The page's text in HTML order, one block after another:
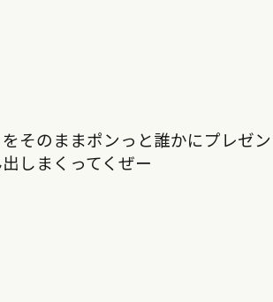
そのままポンっと誰かにプレゼ
しまくってくぜー